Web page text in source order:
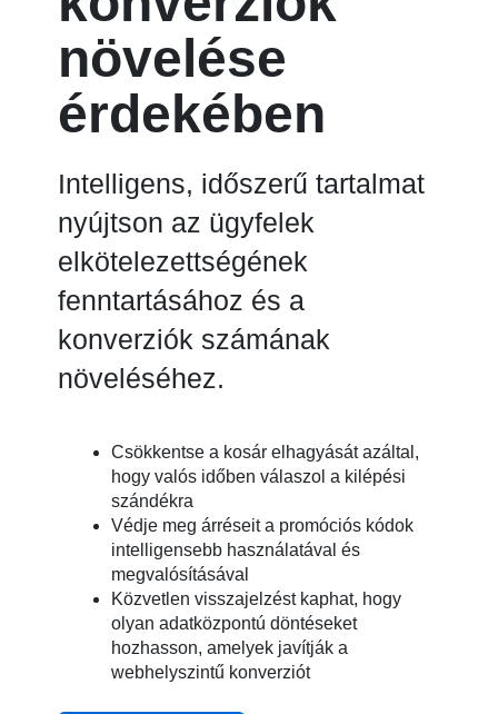
növelése
érdekében
Intelligens, időszerű tartalmat
nyújtson az ügyfelek
elkötelezettségének
fenntartásához és a
konverziók számának
növeléséhez.
Csökkentse a kosár elhagyását azáltal,
hogy valós időben válaszol a kilépési
szándékra
Védje meg árréseit a promóciós kódok
intelligensebb használatával és
megvalósításával
Közvetlen visszajelzést kaphat, hogy
olyan adatközpontú döntéseket
hozhasson, amelyek javítják a
webhelyszintű konverziót